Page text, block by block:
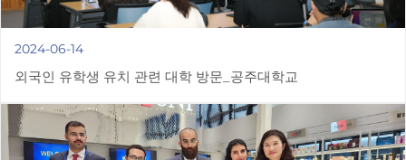
2024-06-14
외국인 유학생 유치 관련 대학 방문_공주대학교